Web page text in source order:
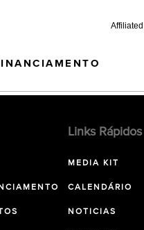
Links Rápidos
MEDIA KIT
CALENDÁRIO
NOTICIAS